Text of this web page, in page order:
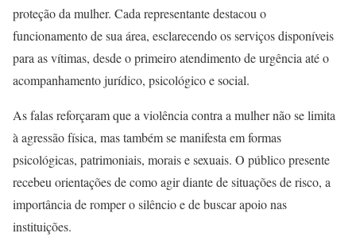
proteção da mulher. Cada representante destacou o
funcionamento de sua área, esclarecendo os serviços disponíveis
para as vítimas, desde o primeiro atendimento de urgência até o
acompanhamento jurídico, psicológico e social.
As falas reforçaram que a violência contra a mulher não se limita
à agressão física, mas também se manifesta em formas
psicológicas, patrimoniais, morais e sexuais. O público presente
recebeu orientações de como agir diante de situações de risco, a
importância de romper o silêncio e de buscar apoio nas
instituições.